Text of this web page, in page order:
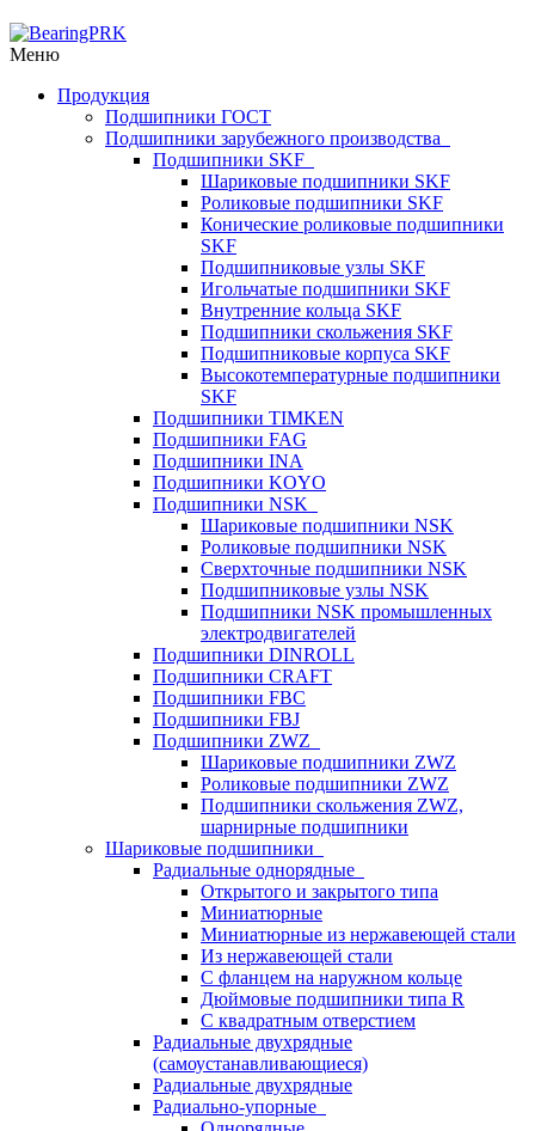
Меню
Продукция
Подшипники ГОСТ
Подшипники зарубежного производства
Подшипники SKF
Шариковые подшипники SKF
Роликовые подшипники SKF
Конические роликовые подшипники
SKF
Подшипниковые узлы SKF
Игольчатые подшипники SKF
Внутренние кольца SKF
Подшипники скольжения SKF
Подшипниковые корпуса SKF
Высокотемпературные подшипники
SKF
Подшипники TIMKEN
Подшипники FAG
Подшипники INA
Подшипники KOYO
Подшипники NSK
Шариковые подшипники NSK
Роликовые подшипники NSK
Сверхточные подшипники NSK
Подшипниковые узлы NSK
Подшипники NSK промышленных
электродвигателей
Подшипники DINROLL
Подшипники CRAFT
Подшипники FBC
Подшипники FBJ
Подшипники ZWZ
Шариковые подшипники ZWZ
Роликовые подшипники ZWZ
Подшипники скольжения ZWZ,
шарнирные подшипники
Шариковые подшипники
Радиальные однорядные
Открытого и закрытого типа
Миниатюрные
Миниатюрные из нержавеющей стали
Из нержавеющей стали
С фланцем на наружном кольце
Дюймовые подшипники типа R
С квадратным отверстием
Радиальные двухрядные
(самоустанавливающиеся)
Радиальные двухрядные
Радиально-упорные